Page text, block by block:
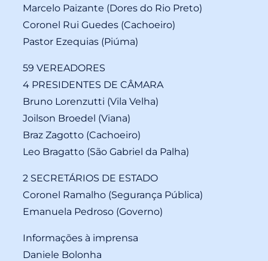
Marcelo Paizante (Dores do Rio Preto)
Coronel Rui Guedes (Cachoeiro)
Pastor Ezequias (Piúma)
59 VEREADORES
4 PRESIDENTES DE CÂMARA
Bruno Lorenzutti (Vila Velha)
Joilson Broedel (Viana)
Braz Zagotto (Cachoeiro)
Leo Bragatto (São Gabriel da Palha)
2 SECRETÁRIOS DE ESTADO
Coronel Ramalho (Segurança Pública)
Emanuela Pedroso (Governo)
Informações à imprensa
Daniele Bolonha